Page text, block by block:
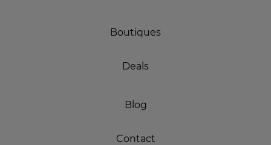
Boutiques
Deals
Blog
Contact